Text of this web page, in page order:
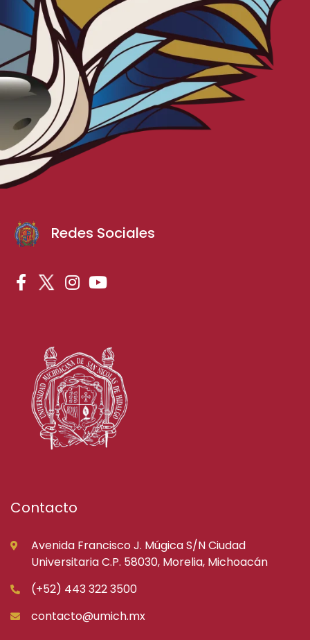
Redes Sociales
Contacto
Avenida Francisco J. Múgica S/N Ciudad
Universitaria C.P. 58030, Morelia, Michoacán
(+52) 443 322 3500
contacto@umich.mx